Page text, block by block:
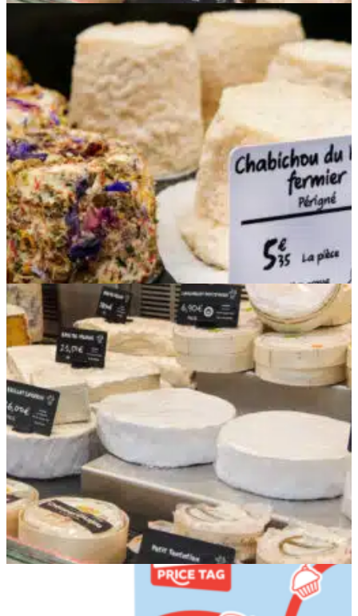
impresión profesional a una o dos caras en
tarjetas de diferentes tamaños (impresión en
etiquetas con formato de tarjeta de crédito para
Edikio Access, Flex y Duplex, y en formato largo
para Edikio Flex).
Unsoftwarede creación
e impresión, intuitivo y
muy fácil de usar, que facilita la gestión de sus
etiquetas de precios. Con unos pocos clics,
actualice su lista de productos referenciados en
una tabla y muestre la información relevante de
forma clara en sus etiquetas (alérgenos, precio
por peso o por unidad, procedencia de sus
quesos, etc.). Cada etiqueta de precios se puede
adaptar a sus necesidades, tanto en términos de
texto como de presentación visual. Se ofrecen
diferentes modelos para guiarle en la creación:
modelos neutros por defecto o adaptados a sus
códigos de comunicación, usted elige.
Consumiblespara empezar a imprimir nada
más recibir su solución en su quesería: una cinta
de impresión monocroma blanca y un stock de
tarjetas de PVC negras (lote de 100 tarjetas para
Access, lote de 200 para Flex y Duplex).